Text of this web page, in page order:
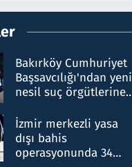
Bakırköy Cumhuriyet
Başsavcılığı'ndan yeni
nesil suç örgütlerine
hakkında gözaltı kararı
İzmir merkezli yasa
dışı bahis
operasyonunda 34